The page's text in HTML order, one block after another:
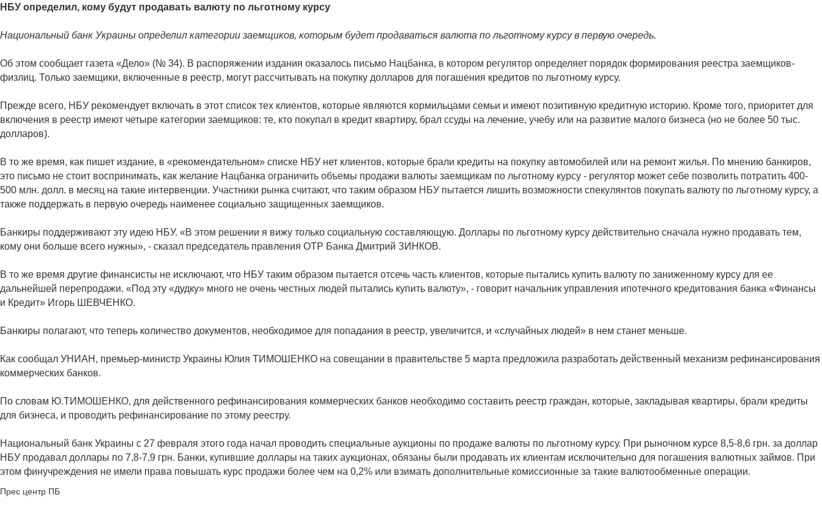
НБУ определил, кому будут продавать валюту по льготному курсу
Национальный банк Украины определил категории заемщиков, которым будет продаваться валюта по льготному курсу в первую очередь.
Об этом сообщает газета «Дело» (№ 34). В распоряжении издания оказалось письмо Нацбанка, в котором регулятор определяет порядок формирования реестра заемщиков-
физлиц. Только заемщики, включенные в реестр, могут рассчитывать на покупку долларов для погашения кредитов по льготному курсу.
Прежде всего, НБУ рекомендует включать в этот список тех клиентов, которые являются кормильцами семьи и имеют позитивную кредитную историю. Кроме того, приоритет для
включения в реестр имеют четыре категории заемщиков: те, кто покупал в кредит квартиру, брал ссуды на лечение, учебу или на развитие малого бизнеса (но не более 50 тыс.
долларов).
В то же время, как пишет издание, в «рекомендательном» списке НБУ нет клиентов, которые брали кредиты на покупку автомобилей или на ремонт жилья. По мнению банкиров,
это письмо не стоит воспринимать, как желание Нацбанка ограничить объемы продажи валюты заемщикам по льготному курсу - регулятор может себе позволить потратить 400-
500 млн. долл. в месяц на такие интервенции. Участники рынка считают, что таким образом НБУ пытается лишить возможности спекулянтов покупать валюту по льготному курсу, а
также поддержать в первую очередь наименее социально защищенных заемщиков.
Банкиры поддерживают эту идею НБУ. «В этом решении я вижу только социальную составляющую. Доллары по льготному курсу действительно сначала нужно продавать тем,
кому они больше всего нужны», - сказал председатель правления OTP Банка Дмитрий ЗИНКОВ.
В то же время другие финансисты не исключают, что НБУ таким образом пытается отсечь часть клиентов, которые пытались купить валюту по заниженному курсу для ее
дальнейшей перепродажи. «Под эту «дудку» много не очень честных людей пытались купить валюту», - говорит начальник управления ипотечного кредитования банка «Финансы
и Кредит» Игорь ШЕВЧЕНКО.
Банкиры полагают, что теперь количество документов, необходимое для попадания в реестр, увеличится, и «случайных людей» в нем станет меньше.
Как сообщал УНИАН, премьер-министр Украины Юлия ТИМОШЕНКО на совещании в правительстве 5 марта предложила разработать действенный механизм рефинансирования
коммерческих банков.
По словам Ю.ТИМОШЕНКО, для действенного рефинансирования коммерческих банков необходимо составить реестр граждан, которые, закладывая квартиры, брали кредиты
для бизнеса, и проводить рефинансирование по этому реестру.
Национальный банк Украины с 27 февраля этого года начал проводить специальные аукционы по продаже валюты по льготному курсу. При рыночном курсе 8,5-8,6 грн. за доллар
НБУ продавал доллары по 7,8-7,9 грн. Банки, купившие доллары на таких аукционах, обязаны были продавать их клиентам исключительно для погашения валютных займов. При
этом финучреждения не имели права повышать курс продажи более чем на 0,2% или взимать дополнительные комиссионные за такие валютообменные операции.
Прес центр ПБ